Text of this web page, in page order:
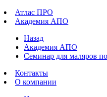
Атлас ПРО
Академия АПО
Назад
Академия АПО
Семинар для маляров
Контакты
О компании